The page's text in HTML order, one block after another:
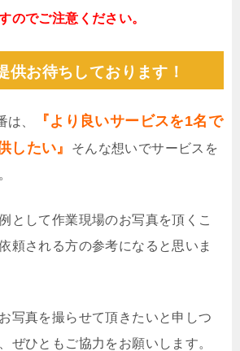
のでご注意ください。
供お待ちしております！
、
『より良いサービスを1名で
したい』
そんな想いでサービスを
として作業現場のお写真を頂くこ
頼される方の参考になると思いま
写真を撮らせて頂きたいと申しつ
ぜひともご協力をお願いします。